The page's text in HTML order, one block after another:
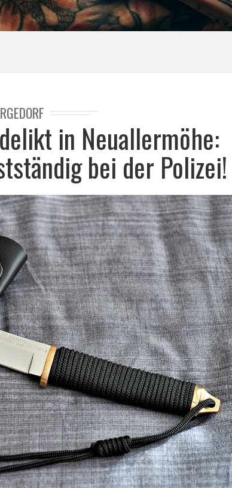
in Neuallermöhe:
bei der Polizei!